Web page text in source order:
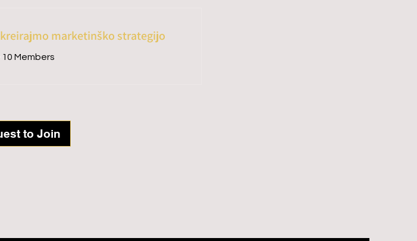
marketinško strategijo
10 Members
to Join